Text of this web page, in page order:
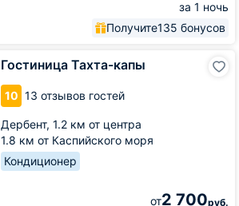
за 1 ночь
Получите135 бонусов
Гостиница Тахта-капы
10 13 отзывов гостей
Дербент, 1.2 км от центра
1.8 км от Каспийского моря
Кондиционер
от2 700руб.